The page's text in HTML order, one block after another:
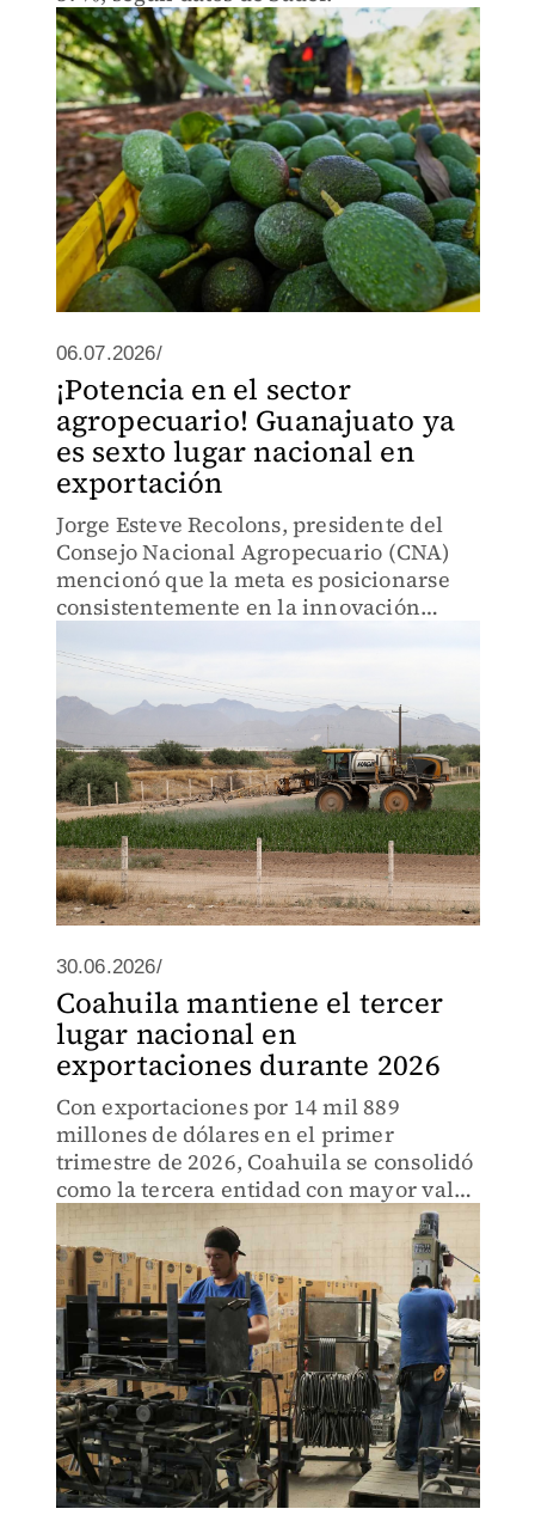
06.07.2026/
¡Potencia en el sector
agropecuario! Guanajuato ya
es sexto lugar nacional en
exportación
Jorge Esteve Recolons, presidente del
Consejo Nacional Agropecuario (CNA)
mencionó que la meta es posicionarse
consistentemente en la innovación
30.06.2026/
Coahuila mantiene el tercer
lugar nacional en
exportaciones durante 2026
Con exportaciones por 14 mil 889
millones de dólares en el primer
trimestre de 2026, Coahuila se consolidó
como la tercera entidad con mayor valor
exportador del país,